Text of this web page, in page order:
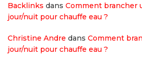
Backlinks dans Comment brancher
jour/nuit pour chauffe eau ?
Christine Andre dans Comment
jour/nuit pour chauffe eau ?